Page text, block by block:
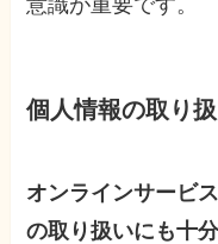
意識が重要です。
個人情報の取り
オンラインサービ
の取り扱いにも十